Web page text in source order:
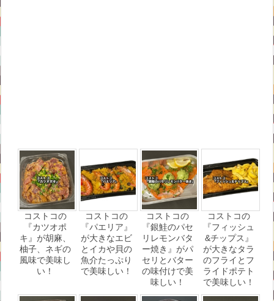
コストコの
『カツオポ
キ』が胡麻、
柚子、ネギの
風味で美味し
い！
コストコの
『パエリア』
が大きなエビ
とイカや貝の
魚介たっぷり
で美味しい！
コストコの
『銀鮭のパセ
リレモンバタ
ー焼き』がパ
セリとバター
の味付けで美
味しい！
コストコの
『フィッシュ
&チップス』
が大きなタラ
のフライとフ
ライドポテト
で美味しい！